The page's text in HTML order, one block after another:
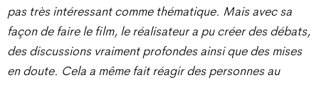
pas très intéressant comme thématique. Mais avec sa
façon de faire le film, le réalisateur a pu créer des débats,
des discussions vraiment profondes ainsi que des mises
en doute. Cela a même fait réagir des personnes au